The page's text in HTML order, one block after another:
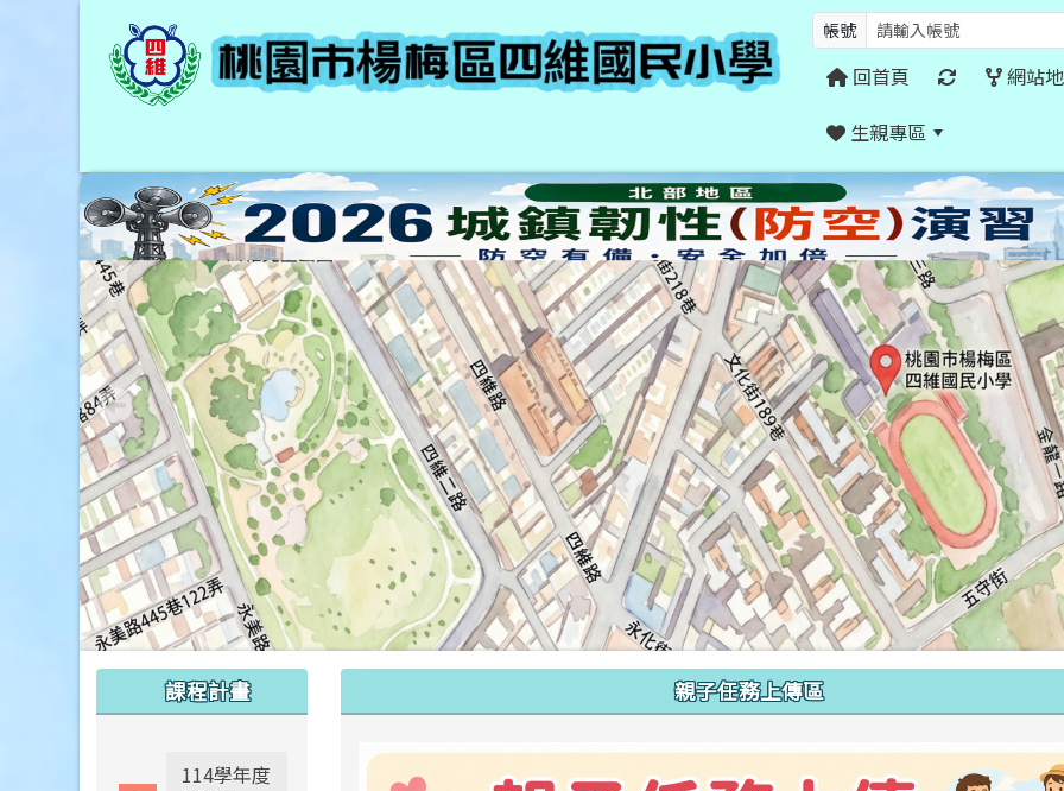
帳號
回首頁 網站
生親專區
親子任務上傳區
課程計畫
114學年度